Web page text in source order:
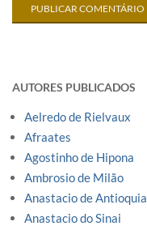
AUTORES PUBLICADOS
Aelredo de Rielvaux
Afraates
Agostinho de Hipona
Ambrosio de Milão
Anastacio de Antioquia
Anastacio do Sinai